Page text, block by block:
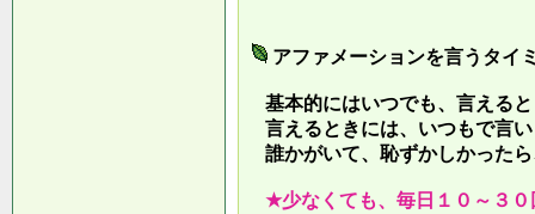
アファメーションを言うタイ
基本的にはいつでも、言える
言えるときには、いつもで言
誰かがいて、恥ずかしかった
★少なくても、毎日１０～３０